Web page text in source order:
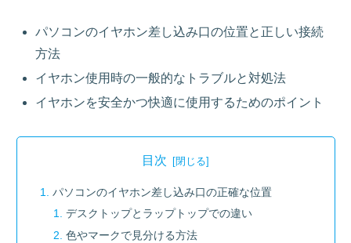
パソコンのイヤホン差し込み口の位置と正しい接続
方法
イヤホン使用時の一般的なトラブルと対処法
イヤホンを安全かつ快適に使用するためのポイント
目次
パソコンのイヤホン差し込み口の正確な位置
デスクトップとラップトップでの違い
色やマークで見分ける方法